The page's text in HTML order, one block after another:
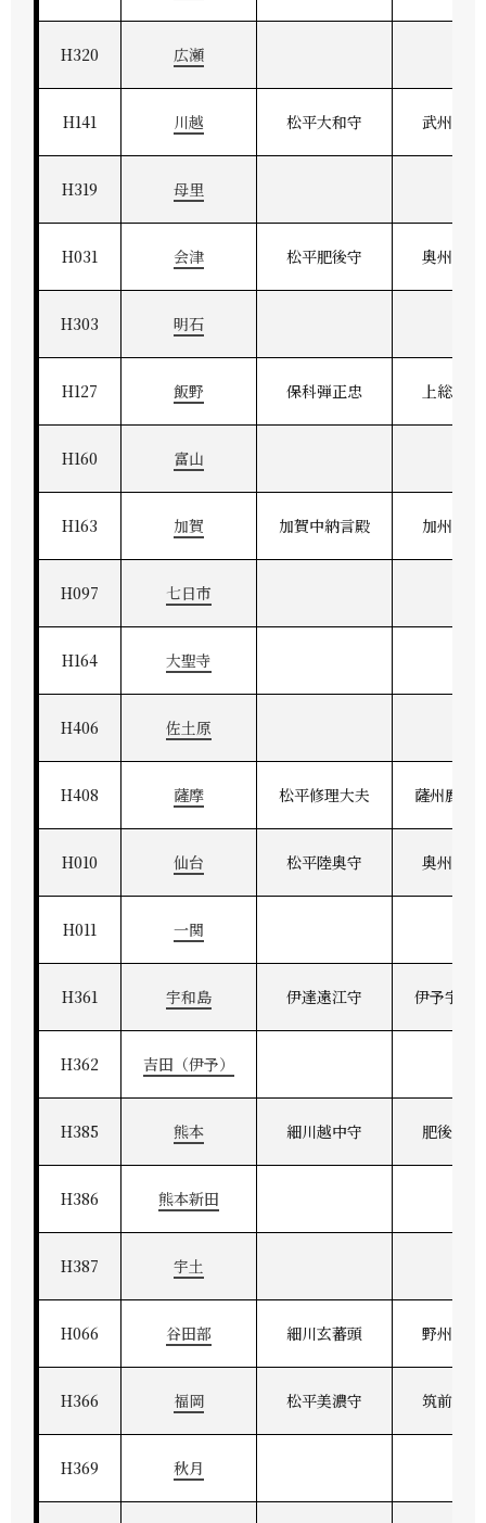
H320 広瀬
H141 川越 松平大和守 武州河越
H319 母里
H031 会津 松平肥後守 奥州会津
H303 明石
H127 飯野 保科弾正忠 上総飯野
H160 富山
H163 加賀 加賀中納言殿 加州金沢
H097 七日市
H164 大聖寺
H406 佐土原
H408 薩摩 松平修理大夫 薩州鹿児
H010 仙台 松平陸奥守 奥州仙台
H011 一関
H361 宇和島 伊達遠江守 伊予宇和
H362 吉田（伊予）
H385 熊本 細川越中守 肥後熊本
H386 熊本新田
H387 宇土
H066 谷田部 細川玄蕃頭 野州茂木
H366 福岡 松平美濃守 筑前福岡
H369 秋月